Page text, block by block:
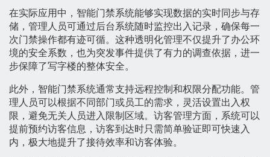
在实际应用中，智能门禁系统能够实现数据的实时同步与存
储，管理人员可通过后台系统随时监控出入记录，确保每一
次门禁操作都有迹可循。这种透明化管理不仅提升了办公环
境的安全系数，也为突发事件提供了有力的调查依据，进一
步保障了写字楼的整体安全。
此外，智能门禁系统通常支持远程控制和权限分配功能。管
理人员可以根据不同部门或员工的需求，灵活设置出入权
限，避免无关人员进入限制区域。访客管理方面，系统可以
提前预约访客信息，访客到达时只需简单验证即可快速入
内，极大地提升了接待效率和访客体验。